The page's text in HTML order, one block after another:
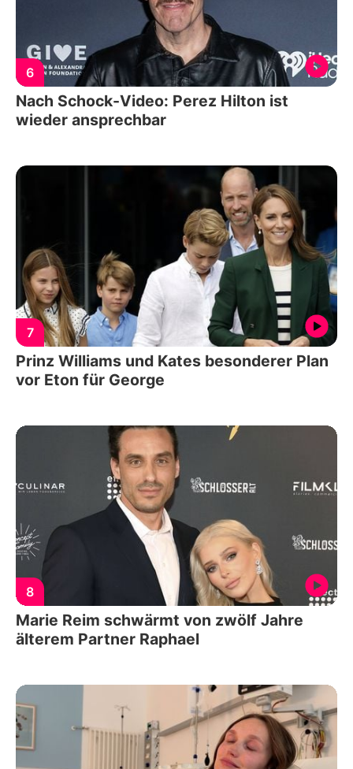
6
Nach Schock-Video: Perez Hilton ist
wieder ansprechbar
7
Prinz Williams und Kates besonderer Plan
vor Eton für George
8
Marie Reim schwärmt von zwölf Jahre
älterem Partner Raphael